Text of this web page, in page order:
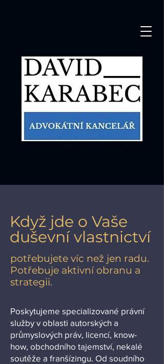
Když jde o Vaše
duševní vlastnictví
potřebujete víc než jen radu.
Potřebuje aktivní obranu a
strategii.
Poskytujeme specializované právní
služby v oblasti autorských a
průmyslových práv, licencí, know-
how, obchodního tajemství, nekalé
soutěže a franšízingu. Od soudního